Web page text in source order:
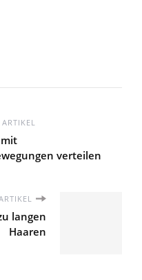
verteilen
langen
Haaren